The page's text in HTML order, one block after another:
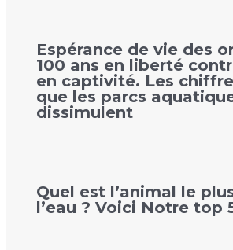
Espérance de vie des
100 ans en liberté
en captivité. Les
que les parcs
dissimulent
Quel est l’animal le
l’eau ? Voici Notre top